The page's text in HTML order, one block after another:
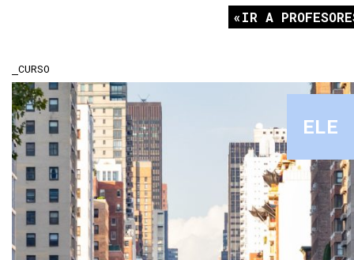
IR A
CURSO
ELE